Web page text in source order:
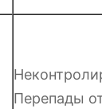
Перепады